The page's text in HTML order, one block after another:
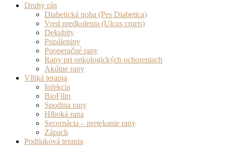
Druhy rán
Diabetická noha (Pes Diabetica)
Vred predkolenia (Ulcus cruris)
Dekubity
Popáleniny
Pooperačné rany
Rany pri onkologických ochoreniach
Akútne rany
Vlhká terapia
Infekcia
BioFilm
Spodina rany
Hlboká rana
Secernácia – pretekanie rany
Zápach
Podtlaková terapia